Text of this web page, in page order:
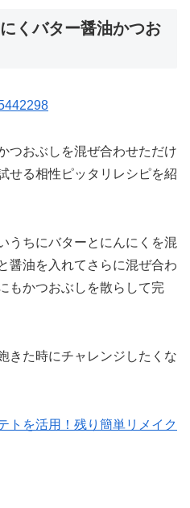
くバター醤油かつお
つおぶしを混ぜ合わせただけ
せる相性ピッタリレシピを紹
うちにバターとにんにくを混
醤油を入れてさらに混ぜ合わ
もかつおぶしを散らして完
きた時にチャレンジしたくな
トを活用！残り簡単リメイク